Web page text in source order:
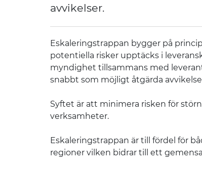
undermeny för Välfärdsbrott och
avvikelser.
Eskaleringstrappan bygger på
potentiella risker upptäcks i
myndighet tillsammans med
snabbt som möjligt åtgärda
Syftet är att minimera risken för
verksamheter.
Eskaleringstrappan är till fördel för
regioner vilken bidrar till ett